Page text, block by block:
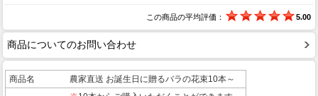
この商品の平均評価： 5.00
商品についてのお問い合わせ
商品名 農家直送 お誕生日に贈るバラの花束10本～